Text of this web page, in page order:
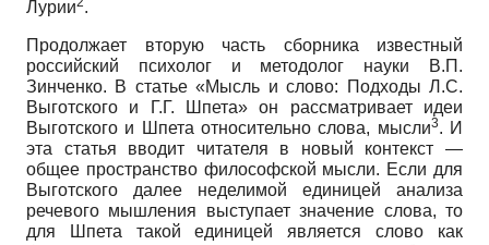
Лурии .
Продолжает вторую часть сборника известный
российский психолог и методолог науки В.П.
Зинченко. В статье «Мысль и слово: Подходы Л.С.
Выготского и Г.Г. Шпета» он рассматривает идеи
Выготского и Шпета относительно слова, мысли3. И
эта статья вводит читателя в новый контекст —
общее пространство философской мысли. Если для
Выготского далее неделимой единицей анализа
речевого мышления выступает значение слова, то
для Шпета такой единицей является слово как